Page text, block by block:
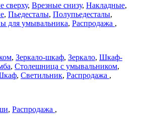
сверху, Врезные снизу, Накладные,
, Пьедесталы, Полупьедесталы,
для умывальника, Распродажа ,
, Зеркало-шкаф, Зеркало, Шкаф-
, Столешница с умывальником,
, Светильник, Распродажа ,
, Распродажа ,